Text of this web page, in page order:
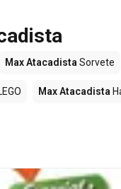
Max Atacadista Sorvete
Max Atacadista